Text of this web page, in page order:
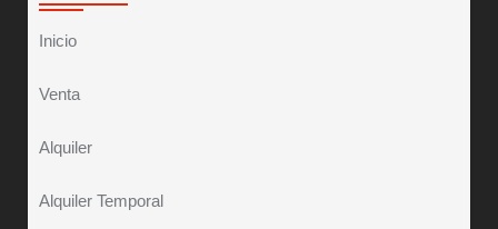
Inicio
Venta
Alquiler
Alquiler Temporal